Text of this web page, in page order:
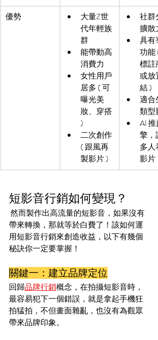
優勢
大量Z世
代年輕族
群
能帶動高
消費力
女性用戶
居多 ( 可
曝光美
妝、穿搭
)
二次創作
( 跟風再
製影片 )
社群
擴散
具有
功能 (
標註
或放
結 )
適合
類型
AI 推
擎，
多人
影片
短影音行銷如何變現？
帶來轉換，那就等於白費了！該如何運
用短影音行銷來創造收益，以下有幾個
秘訣你一定要掌握！
關鍵一：建立品牌定位
回歸品牌行銷概念，在拍攝短影音時，
最容易犯下一個錯誤，就是拿起手機狂
拍猛拍，不但畫面雜亂，也沒有為觀眾
帶來品牌印象。